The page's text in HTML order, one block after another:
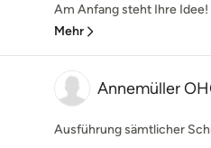
Am Anfang steht Ihre Idee!
Mehr
Annemüller
Ausführung sämtlicher